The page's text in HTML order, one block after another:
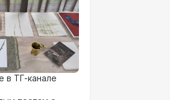
в ТГ-канале